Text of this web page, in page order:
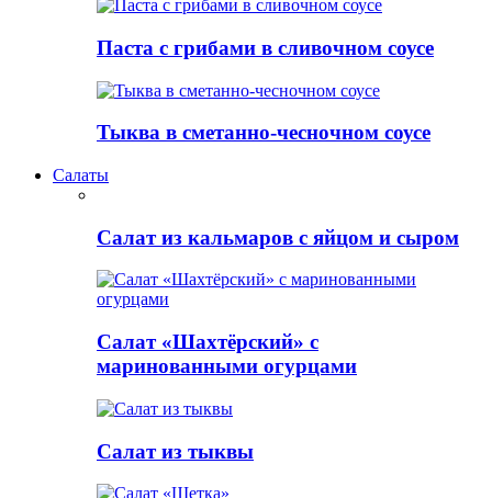
Паста с грибами в сливочном соусе
Тыква в сметанно-чесночном соусе
Салаты
Салат из кальмаров с яйцом и сыром
Салат «Шахтёрский» с
маринованными огурцами
Салат из тыквы